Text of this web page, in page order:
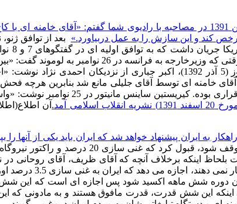
1391 در مصاحبه با رادیوی شما گفتم: « آقای خامنه ای با
کند و این سازش را به عمل دربیاورد.»
بعد از توافق
جریان داشت که به توافق اولیه ای در گفتگوهای7 و8
که وزیرخارجه به فرانسه در 26 نوامبر به لوموند گفت: «
(5 آذر 1392) ، اکبر جباری از نزدیکان احمدی نژاد نوشت: «
خامنه ای توسط آقای جلیلی مانع شد بنابرین هرچه
بوده.کیریستین ساینس مانیتور در 25 نوامبر نوشت: «
20 اسفند 1391) نشریه انقلاب اسلامی آمد. آن اطلاع(
ایران پیشنهاد خواهد شد که ایران باید یکی از آنها را
شود، قبول کرد که غنی سازی20 درصد و راکتور
بلحاظ اینکه برخلاف آنچه که آقای ظریف، آقای روحانی در
نمی دهند، اجازه می دهد که ایران به غنی سازی 3.5 درصد
دوره شش ماهه اکسید شود پس اجازه ای است که این
اینکه این شش قدرت، قدرت مافوق هستند و به مادونی که